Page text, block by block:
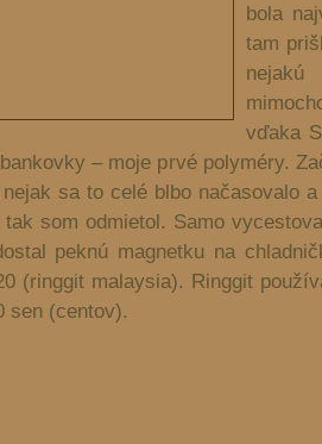
bola
tam
vďaka
– moje prvé polyméry.
sa to celé blbo načasovalo
tak som odmietol. Samo
peknú magnetku na
(ringgit malaysia). Ringgit
sen (centov).